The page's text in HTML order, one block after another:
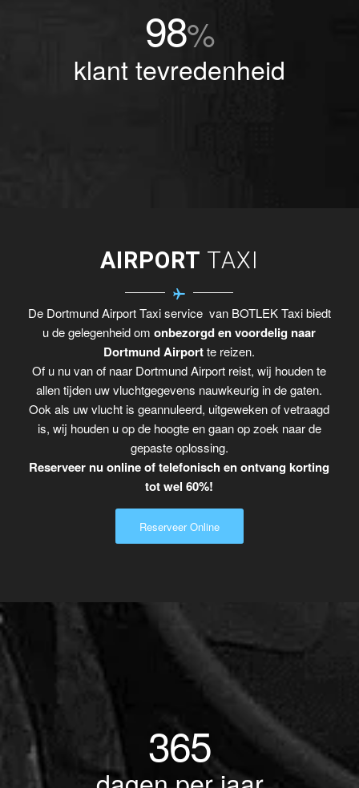
98%
klant tevredenheid
AIRPORT TAXI
De Dortmund Airport Taxi service van BOTLEK Taxi biedt
u de gelegenheid omonbezorgd en voordelig naar
Dortmund Airportte reizen.
Of u nu van of naar Dortmund Airport reist, wij houden te
allen tijden uw vluchtgegevens nauwkeurig in de gaten.
Ook als uw vlucht is geannuleerd, uitgeweken of vetraagd
is, wij houden u op de hoogte en gaan op zoek naar de
gepaste oplossing.
Reserveer nu online of telefonisch en ontvang korting
tot wel 60%!
Reserveer Online
365